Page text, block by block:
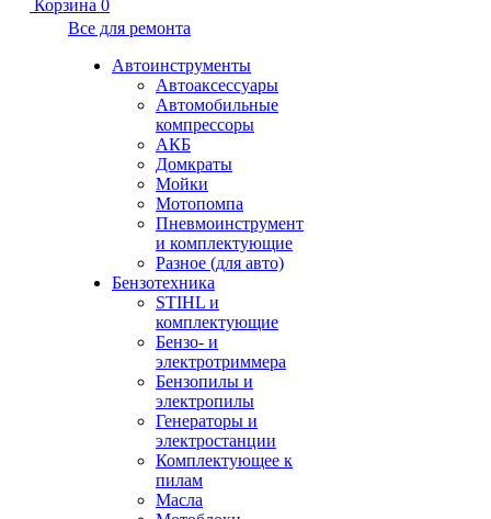
Корзина 0
Все для ремонта
Автоинструменты
Автоаксессуары
Автомобильные
компрессоры
АКБ
Домкраты
Мойки
Мотопомпа
Пневмоинструмент
и комплектующие
Разное (для авто)
Бензотехника
STIHL и
комплектующие
Бензо- и
электротриммера
Бензопилы и
электропилы
Генераторы и
электростанции
Комплектующее к
пилам
Масла